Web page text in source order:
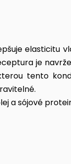
elasticitu
je
tento
a sójové